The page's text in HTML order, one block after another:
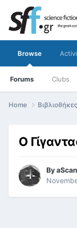
Browse
Forums Clubs
Home
Ο
By